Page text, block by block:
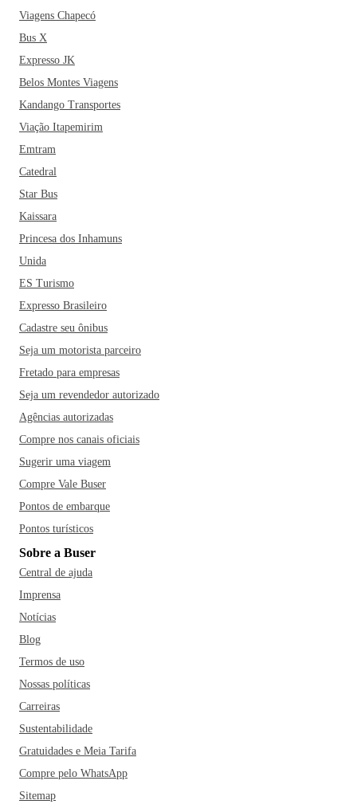
Viagens Chapecó
Bus X
Expresso JK
Belos Montes Viagens
Kandango Transportes
Viação Itapemirim
Emtram
Catedral
Star Bus
Kaissara
Princesa dos Inhamuns
Unida
ES Turismo
Expresso Brasileiro
Cadastre seu ônibus
Seja um motorista parceiro
Fretado para empresas
Seja um revendedor autorizado
Agências autorizadas
Compre nos canais oficiais
Sugerir uma viagem
Compre Vale Buser
Pontos de embarque
Pontos turísticos
Sobre a Buser
Central de ajuda
Imprensa
Notícias
Blog
Termos de uso
Nossas políticas
Carreiras
Sustentabilidade
Gratuidades e Meia Tarifa
Compre pelo WhatsApp
Sitemap